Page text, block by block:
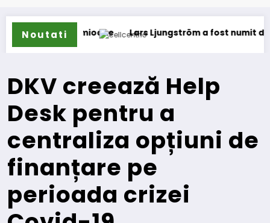
Noutati
camioane Lars Ljungström a fost numit director
DKV creează Help
Desk pentru a
centraliza opțiuni de
finanțare pe
perioada crizei